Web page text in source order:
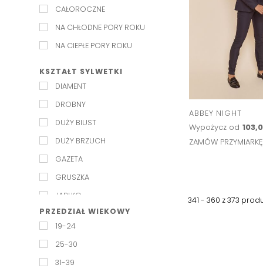
ZE STÓJKĄ
CAŁOROCZNE
NA CHŁODNE PORY ROKU
NA CIEPŁE PORY ROKU
KSZTAŁT SYLWETKI
DIAMENT
DROBNY
DUŻY BIUST
DUŻY BRZUCH
GAZETA
GRUSZKA
JABŁKO
KLEPSYDRA
KOLUMNA
PROSTOKĄT
ROŻEK
PRZEDZIAŁ WIEKOWY
19-24
25-30
31-39
ABBEY NIGHT
Wypożycz od
ZAMÓW PRZYMIARKĘ
341 - 360 z373